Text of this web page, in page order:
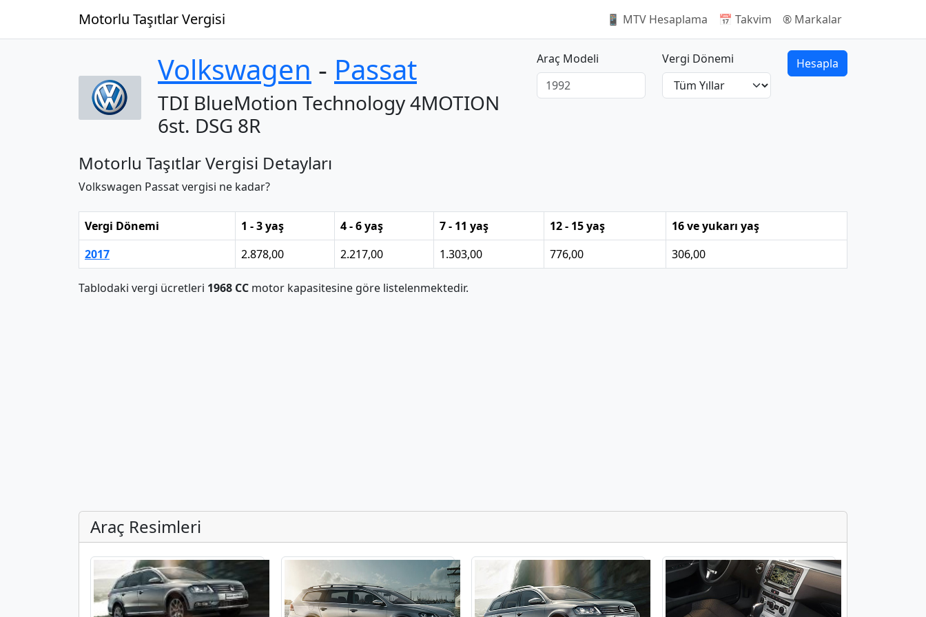
Motorlu Taşıtlar Vergisi 📱 MTV Hesaplama 📅 Takvim ®️ Markalar
Volkswagen ‐ Passat
TDI BlueMotion Technology 4MOTION
6st. DSG 8R
Motorlu Taşıtlar Vergisi Detayları
Volkswagen Passat vergisi ne kadar?
Araç Modeli Vergi Dönemi Hesapla
Vergi Dönemi 1 - 3 yaş 4 - 6 yaş 7 - 11 yaş 12 - 15 yaş
16 ve yukarı yaş
2017
2.878,00 2.217,00 1.303,00 776,00 306,00
Tablodaki vergi ücretleri 1968 CC motor kapasitesine göre listelenmektedir.
Araç Resimleri